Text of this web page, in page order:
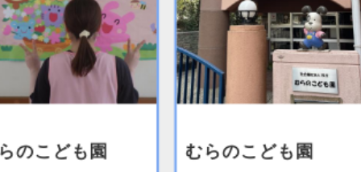
こども園 むらのこども園